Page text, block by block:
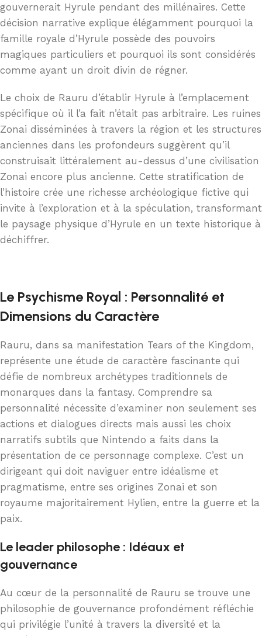
gouvernerait Hyrule pendant des millénaires. Cette
décision narrative explique élégamment pourquoi la
famille royale d’Hyrule possède des pouvoirs
magiques particuliers et pourquoi ils sont considérés
comme ayant un droit divin de régner.
Le choix de Rauru d’établir Hyrule à l’emplacement
spécifique où il l’a fait n’était pas arbitraire. Les ruines
Zonai disséminées à travers la région et les structures
anciennes dans les profondeurs suggèrent qu’il
construisait littéralement au-dessus d’une civilisation
Zonai encore plus ancienne. Cette stratification de
l’histoire crée une richesse archéologique fictive qui
invite à l’exploration et à la spéculation, transformant
le paysage physique d’Hyrule en un texte historique à
déchiffrer.
Le Psychisme Royal : Personnalité et
Dimensions du Caractère
Rauru, dans sa manifestation Tears of the Kingdom,
représente une étude de caractère fascinante qui
défie de nombreux archétypes traditionnels de
monarques dans la fantasy. Comprendre sa
personnalité nécessite d’examiner non seulement ses
actions et dialogues directs mais aussi les choix
narratifs subtils que Nintendo a faits dans la
présentation de ce personnage complexe. C’est un
dirigeant qui doit naviguer entre idéalisme et
pragmatisme, entre ses origines Zonai et son
royaume majoritairement Hylien, entre la guerre et la
paix.
Le leader philosophe : Idéaux et
gouvernance
Au cœur de la personnalité de Rauru se trouve une
philosophie de gouvernance profondément réfléchie
qui privilégie l’unité à travers la diversité et la